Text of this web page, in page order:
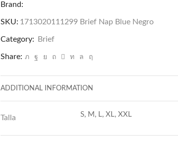
Blue
quantity
Brand:
SKU: 1713020111299 Brief Nap Blue Negro
Category: Brief
Share:
ADDITIONAL INFORMATION
Talla S, M, L, XL, XXL